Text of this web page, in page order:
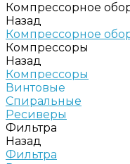
Компрессорное
Назад
Компрессорное
Компрессоры
Назад
Компрессоры
Винтовые
Спиральные
Ресиверы
Фильтра
Назад
Фильтра